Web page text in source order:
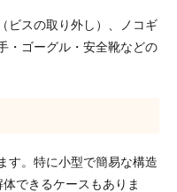
ビスの取り外し）、ノコギ
・ゴーグル・安全靴などの
す。特に小型で簡易な構造
できるケースもありま